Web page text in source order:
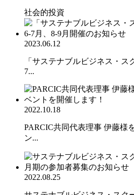
社会的投資
2023.06.12
「サステナブルビジネス・ス
7...
2022.10.18
PARCIC共同代表理事 伊藤様
ン...
2022.08.25